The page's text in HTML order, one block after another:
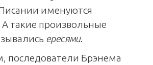
именуются
А такие произвольные
ересями.
последователи Брэнема